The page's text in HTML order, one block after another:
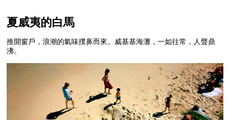
夏威夷的白馬
推開窗戶，浪潮的氣味撲鼻而來。威基基海灘，一如往常，人聲鼎
沸。